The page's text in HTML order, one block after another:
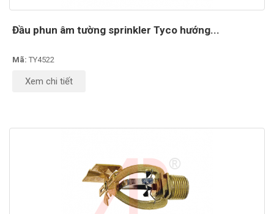
Đầu phun âm tường sprinkler Tyco hướng...
Mã: TY4522
Xem chi tiết